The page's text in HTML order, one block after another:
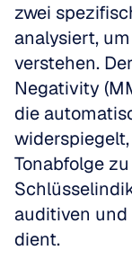
zwei
analysiert,
verstehen.
Negativity
die
Tonabfolge
auditiven
dient.